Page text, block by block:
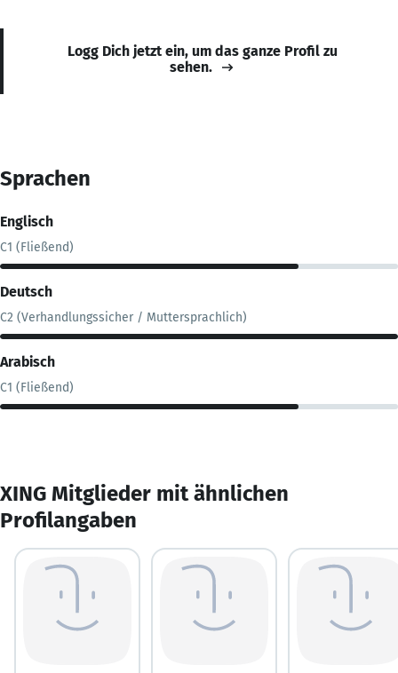
Logg Dich jetzt ein, um das ganze Profil zu
sehen.
Sprachen
Englisch
C1 (Fließend)
Deutsch
C2 (Verhandlungssicher / Muttersprachlich)
Arabisch
C1 (Fließend)
XING Mitglieder mit ähnlichen
Profilangaben